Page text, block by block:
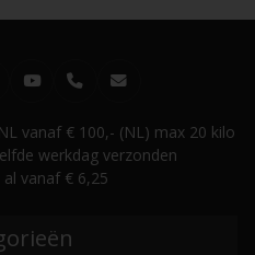
vanaf € 100,- (NL) max 20 kilo
werkdag verzonden
al vanaf € 6,25